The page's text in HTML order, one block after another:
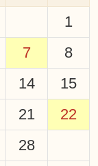
1
7
8
14
15
21
22
28